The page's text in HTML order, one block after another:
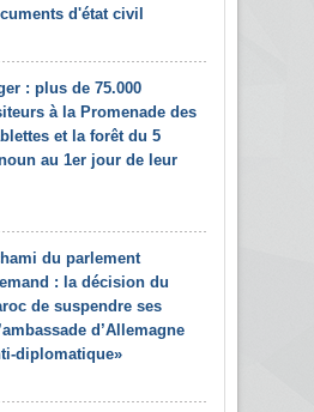
d'état civil
: plus de 75.000
à la Promenade des
et la forêt du 5
au 1er jour de leur
du parlement
: la décision du
de suspendre ses
d’Allemagne
diplomatique»